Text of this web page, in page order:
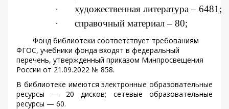
·
художественная литература – 6481;
·
справочный материал – 80;
Фонд библиотеки соответствует требованиям
ФГОС, учебники фонда входят в федеральный
перечень, утвержденный приказом Минпросвещения
России от 21.09.2022 № 858.
В библиотеке имеются электронные образовательные
ресурсы — 20 дисков; сетевые образовательные
ресурсы — 60.